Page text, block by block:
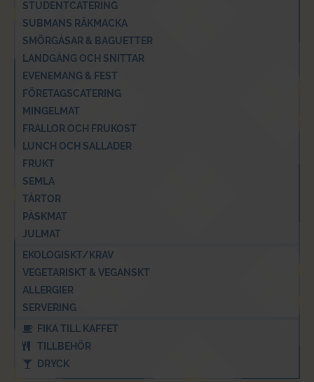
STUDENTCATERING
SUBMANS RÄKMACKA
SMÖRGÅSAR & BAGUETTER
LANDGÅNG OCH SNITTAR
EVENEMANG & FEST
FÖRETAGSCATERING
MINGELMAT
FRALLOR OCH FRUKOST
LUNCH OCH SALLADER
FRUKT
SEMLA
TÅRTOR
PÅSKMAT
JULMAT
EKOLOGISKT/KRAV
VEGETARISKT & VEGANSKT
ALLERGIER
SERVERING
FIKA TILL KAFFET
TILLBEHÖR
DRYCK